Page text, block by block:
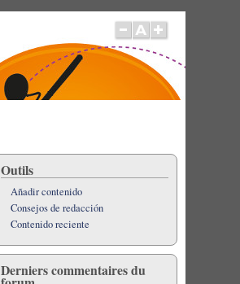
Outils
Añadir contenido
Consejos de redacción
Contenido reciente
Derniers commentaires du